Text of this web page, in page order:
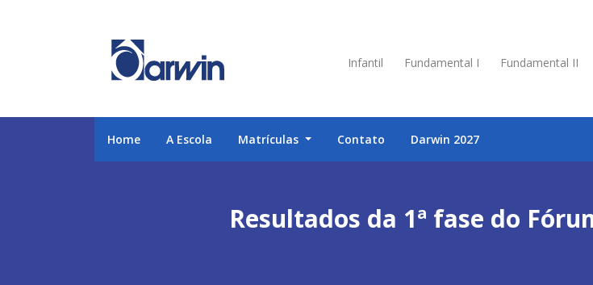
Infantil Fundamental I Fundamental II
Home A Escola Matrículas Contato Darwin 2027
Resultados da 1ª fase do